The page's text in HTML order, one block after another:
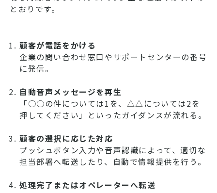
とおりです。
顧客が電話をかける
企業の問い合わせ窓口やサポートセンターの番号
に発信。
自動音声メッセージを再生
「○○の件については1を、△△については2を
押してください」といったガイダンスが流れる。
顧客の選択に応じた対応
プッシュボタン入力や音声認識によって、適切な
担当部署へ転送したり、自動で情報提供を行う。
処理完了またはオペレーターへ転送